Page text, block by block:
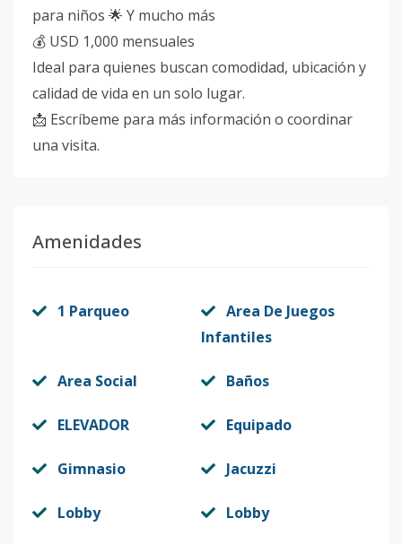
para niños 🌟 Y mucho más
💰 USD 1,000 mensuales
Ideal para quienes buscan comodidad, ubicación y
calidad de vida en un solo lugar.
📩 Escríbeme para más información o coordinar
una visita.
Amenidades
1 Parqueo
Area De Juegos
Infantiles
Area Social Baños
ELEVADOR Equipado
Gimnasio Jacuzzi
Lobby Lobby